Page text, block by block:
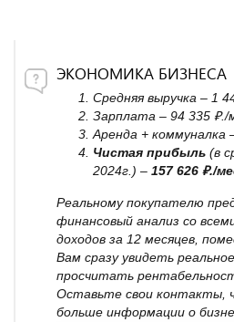
ЭКОНОМИКА БИЗНЕСА
Средняя выручка – 1
Зарплата – 94 335 ₽./
Аренда + коммуналка
Чистая прибыль (в
2024г.) – 157 626 ₽./
Реальному покупателю
финансовый анализ со
доходов за 12 месяцев,
Вам сразу увидеть
просчитать
Оставьте свои контакты,
больше информации о